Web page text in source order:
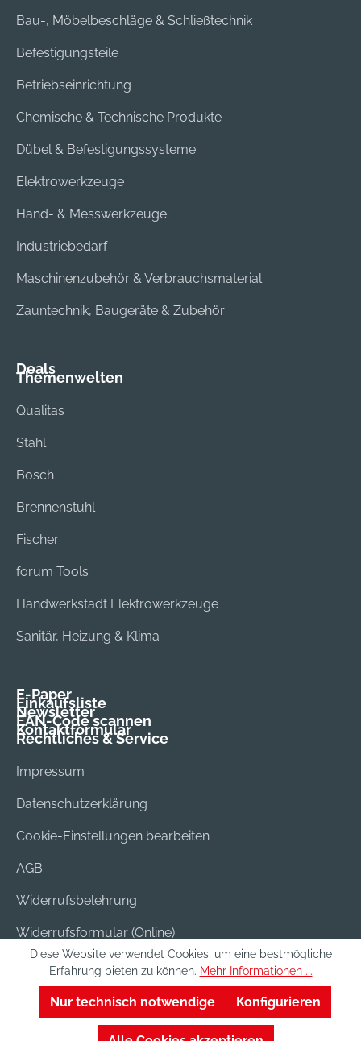
Bau-, Möbelbeschläge & Schließtechnik
Befestigungsteile
Betriebseinrichtung
Chemische & Technische Produkte
Dübel & Befestigungssysteme
Elektrowerkzeuge
Hand- & Messwerkzeuge
Industriebedarf
Maschinenzubehör & Verbrauchsmaterial
Zauntechnik, Baugeräte & Zubehör
Deals
Themenwelten
Qualitas
Stahl
Bosch
Brennenstuhl
Fischer
forum Tools
Handwerkstadt Elektrowerkzeuge
Sanitär, Heizung & Klima
E-Paper
Einkaufsliste
Newsletter
EAN-Code scannen
Kontaktformular
Rechtliches & Service
Impressum
Datenschutzerklärung
Cookie-Einstellungen bearbeiten
AGB
Widerrufsbelehrung
Widerrufsformular (Online)
Versand & Bezahlung
Batterieentsorgung
Diese Website verwendet Cookies, um eine bestmögliche
Erfahrung bieten zu können. Mehr Informationen ...
Nur technisch notwendige Konfigurieren